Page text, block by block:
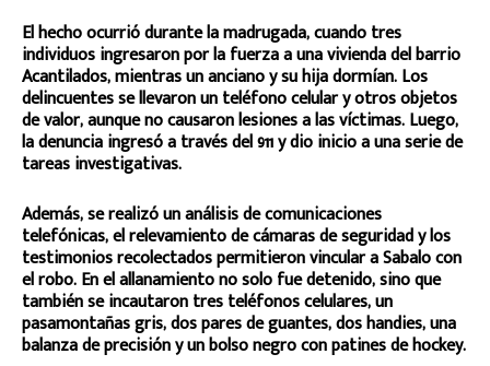
El hecho ocurrió durante la madrugada, cuando tres
individuos ingresaron por la fuerza a una vivienda del barrio
Acantilados, mientras un anciano y su hija dormían. Los
delincuentes se llevaron un teléfono celular y otros objetos
de valor, aunque no causaron lesiones a las víctimas. Luego,
la denuncia ingresó a través del 911 y dio inicio a una serie de
tareas investigativas.
Además, se realizó un análisis de comunicaciones
telefónicas, el relevamiento de cámaras de seguridad y los
testimonios recolectados permitieron vincular a Sabalo con
el robo. En el allanamiento no solo fue detenido, sino que
también se incautaron tres teléfonos celulares, un
pasamontañas gris, dos pares de guantes, dos handies, una
balanza de precisión y un bolso negro con patines de hockey.